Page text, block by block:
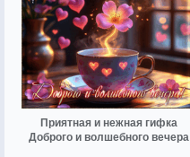
Приятная и нежная гифка
Доброго и волшебного вечера